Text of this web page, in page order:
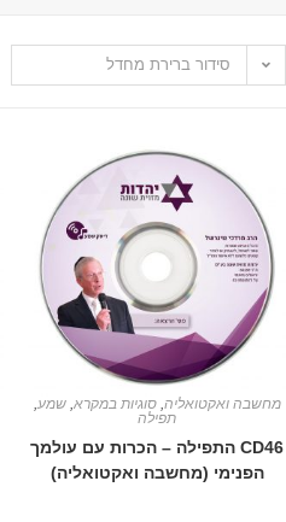
סידור ברירת מחדל
מחשבה ואקטואליה,סוגיות במקרא,שמע,
תפילה
CD46 התפילה – הכרות עם עולמך
הפנימי (מחשבה ואקטואליה)